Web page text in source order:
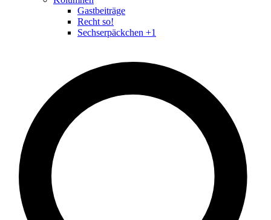
Gastbeiträge
Recht so!
Sechserpäckchen +1